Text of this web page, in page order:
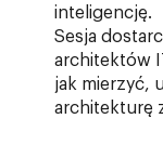
inteligencję.
Sesja
architektów
jak mierzyć,
architekturę